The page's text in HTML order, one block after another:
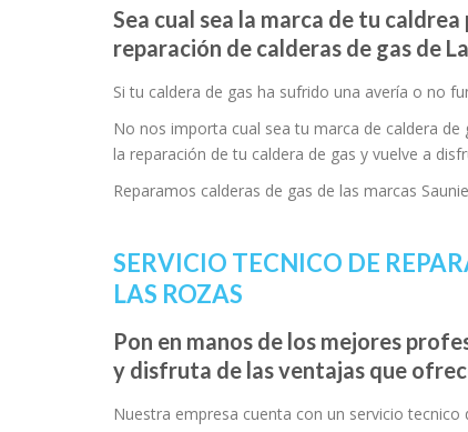
Sea cual sea la marca de tu
reparación de calderas de gas de
Si tu caldera de gas ha sufrido una avería o no
No nos importa cual sea tu marca de caldera
la reparación de tu caldera de gas y vuelve a
Reparamos calderas de gas de las marcas
SERVICIO TECNICO DE
LAS ROZAS
Pon en manos de los mejores
y disfruta de las ventajas que
Nuestra empresa cuenta con un servicio